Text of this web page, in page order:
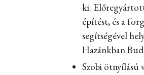
ki.
építést, és a
segítségével
Hazánkban
Szobi ötnyílású